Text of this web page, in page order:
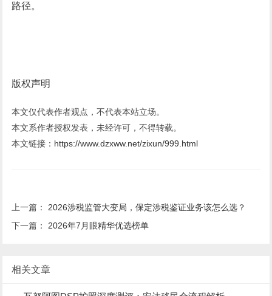
路径。
版权声明
本文仅代表作者观点，不代表本站立场。
本文系作者授权发表，未经许可，不得转载。
本文链接： https://www.dzxww.net/zixun/999.html
上一篇：2026涉税监管大变局，保定涉税鉴证业务该怎么选？
下一篇：2026年7月眼精华优选榜单
相关文章